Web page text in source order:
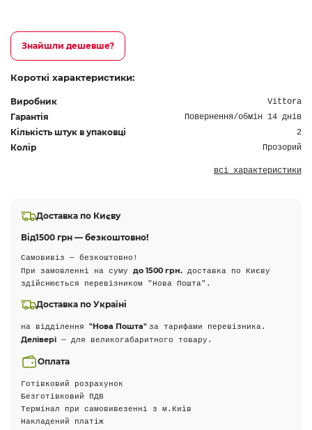
Знайшли дешевше?
Короткі характеристики:
Виробник Vittora
Гарантія Повернення/обмін 14 днів
Кількість штук в упаковці 2
Колір Прозорий
всі характеристики
Доставка по Києву
Від1500 грн — безкоштовно!
Самовивіз — безкоштовно!
При замовленні на суму до 1500 грн. доставка по Києву
здійснюється перевізником "Нова Пошта".
Доставка по Україні
на відділення "Нова Пошта" за тарифами перевізника.
Делівері — для великогабаритного товару.
Оплата
Готівковий розрахунок
Безготівковий ПДВ
Термінал при самовивезенні з м.Київ
Накладений платіж